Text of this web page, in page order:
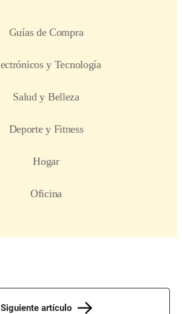
Siguiente artículo